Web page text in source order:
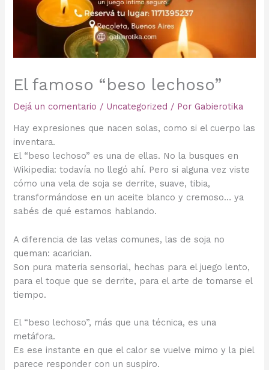
El famoso “beso lechoso”
Dejá un comentario / Uncategorized / PorGabierotika
Hay expresiones que nacen solas, como si el cuerpo las
inventara.
El “beso lechoso” es una de ellas. No la busques en
Wikipedia: todavía no llegó ahí. Pero si alguna vez viste
cómo una vela de soja se derrite, suave, tibia,
transformándose en un aceite blanco y cremoso… ya
sabés de qué estamos hablando.
A diferencia de las velas comunes, las de soja no
queman: acarician.
Son pura materia sensorial, hechas para el juego lento,
para el toque que se derrite, para el arte de tomarse el
tiempo.
El “beso lechoso”, más que una técnica, es una
metáfora.
Es ese instante en que el calor se vuelve mimo y la piel
parece responder con un suspiro.